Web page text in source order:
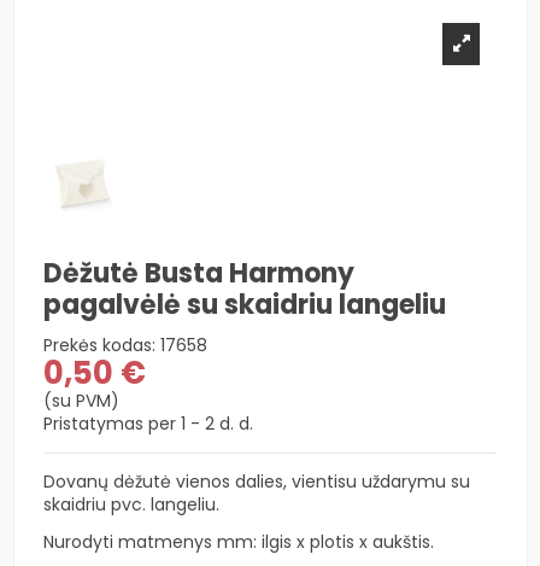
Dėžutė Busta Harmony
pagalvėlė su skaidriu langeliu
Prekės kodas: 17658
0,50 €
(su PVM)
Pristatymas per 1 - 2 d. d.
Dovanų dėžutė vienos dalies, vientisu uždarymu su
skaidriu pvc. langeliu.
Nurodyti matmenys mm: ilgis x plotis x aukštis.